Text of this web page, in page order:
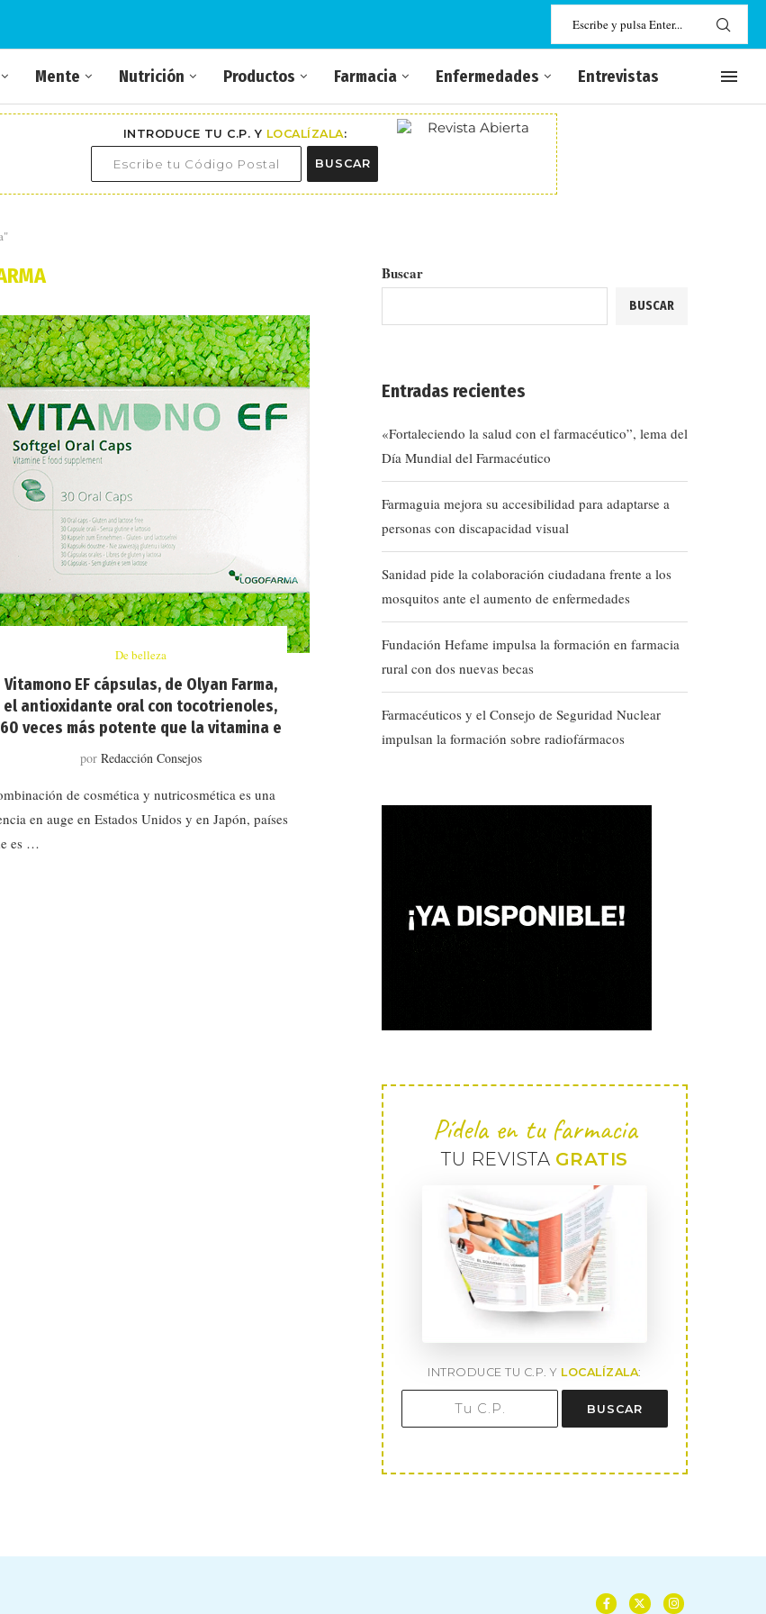
Mente Nutrición Productos Farmacia Enfermedades Entrevistas
INTRODUCE TU C.P. Y LOCALÍZALA:
BUSCAR
De belleza
Vitamono EF cápsulas, de Olyan Farma,
el antioxidante oral con tocotrienoles,
60 veces más potente que la vitamina e
por Redacción Consejos
de cosmética y nutricosmética es una
en auge en Estados Unidos y en Japón, países
es …
Buscar
BUSCAR
Entradas recientes
«Fortaleciendo la salud con el farmacéutico”, lema del
Día Mundial del Farmacéutico
Farmaguia mejora su accesibilidad para adaptarse a
personas con discapacidad visual
Sanidad pide la colaboración ciudadana frente a los
mosquitos ante el aumento de enfermedades
Fundación Hefame impulsa la formación en farmacia
rural con dos nuevas becas
Farmacéuticos y el Consejo de Seguridad Nuclear
impulsan la formación sobre radiofármacos
Pídela en tu farmacia
TU REVISTA GRATIS
INTRODUCE TU C.P. Y LOCALÍZALA:
BUSCAR